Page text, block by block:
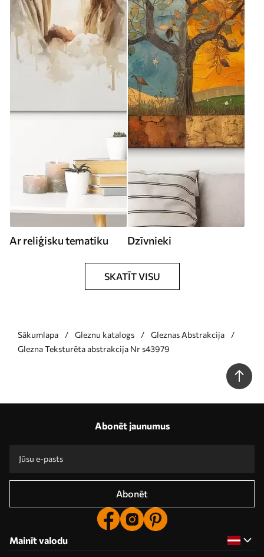
Ar reliģisku tematiku Dzīvnieki
SKATĪT VISU
Sākumlapa Gleznu katalogs
Gleznas Abstrakcija
Glezna Teksturēta abstrakcija Nr s43979
Abonēt jaunumus
Abonēt
Mainīt valodu